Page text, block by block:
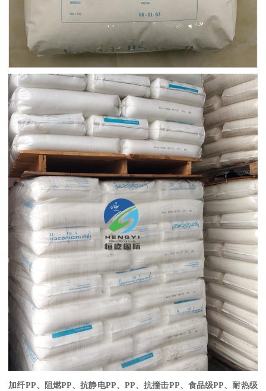
加纤PP、阻燃PP、抗静电PP、 PP、抗撞击PP、食品级PP、耐热级